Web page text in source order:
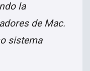
la
de Mac.
sistema